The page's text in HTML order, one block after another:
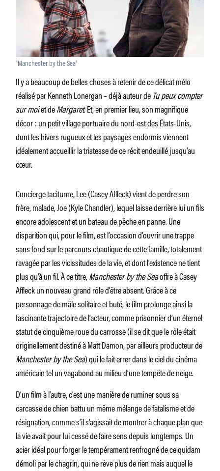
"Manchester by the Sea"
Il y a beaucoup de belles choses à retenir de ce délicat mélo
réalisé par Kenneth Lonergan – déjà auteur de Tu peux compter
sur moiet deMargaret. Et, en premier lieu, son magnifique
décor : un petit village portuaire du nord-est des États-Unis,
dont les hivers rugueux et les paysages endormis viennent
idéalement accueillir la tristesse de ce récit endeuillé jusqu’au
cœur.
Concierge taciturne, Lee (Casey Affleck) vient de perdre son
frère, malade, Joe (Kyle Chandler), lequel laisse derrière lui un fils
encore adolescent et un bateau de pêche en panne. Une
disparition qui, pour le film, est l’occasion d’ouvrir une trappe
sans fond sur le parcours chaotique de cette famille, totalement
ravagée par les vicissitudes de la vie, et dont l’existence ne tient
plus qu’à un fil. À ce titre,Manchester by the Seaoffre à Casey
Affleck un nouveau grand rôle d’être absent. Grâce à ce
personnage de mâle solitaire et buté, le film prolonge ainsi la
fascinante trajectoire de l’acteur, comme prisonnier d’un éternel
statut de cinquième roue du carrosse (il se dit que le rôle était
originellement destiné à Matt Damon, par ailleurs producteur de
Manchester by the Sea) qui le fait errer dans le ciel du cinéma
américain tel un vagabond au milieu d’une tempête de neige.
D’un film à l’autre, c’est une manière de ruminer sous sa
carcasse de chien battu un même mélange de fatalisme et de
résignation, comme s’il s’agissait de montrer à chaque plan que
la vie avait pour lui cessé de faire sens depuis longtemps. Un
acier idéal pour forger le tempérament renfrogné de ce quidam
démoli par le chagrin, qui ne rêve plus de rien mais auquel le